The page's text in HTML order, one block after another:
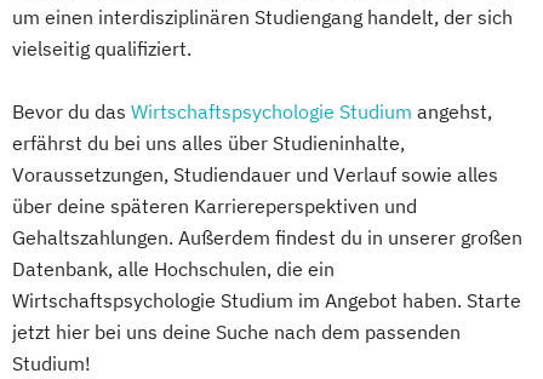
um einen interdisziplinären Studiengang handelt, der sich
vielseitig qualifiziert.
Bevor du das Wirtschaftspsychologie Studium angehst,
erfährst du bei uns alles über Studieninhalte,
Voraussetzungen, Studiendauer und Verlauf sowie alles
über deine späteren Karriereperspektiven und
Gehaltszahlungen. Außerdem findest du in unserer großen
Datenbank, alle Hochschulen, die ein
Wirtschaftspsychologie Studium im Angebot haben. Starte
jetzt hier bei uns deine Suche nach dem passenden
Studium!